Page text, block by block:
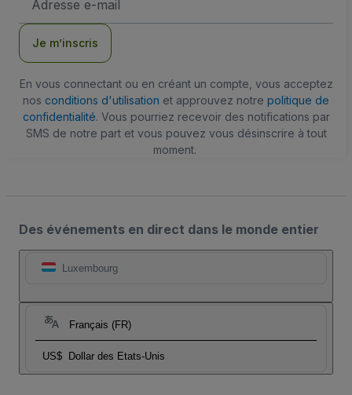
e-
Je m’inscris
En vous connectant ou en créant un compte, vous acceptez
nos conditions d'utilisation et approuvez notre politique de
confidentialité. Vous pourriez recevoir des notifications par
SMS de notre part et vous pouvez vous désinscrire à tout
moment.
Des événements en direct dans le monde entier
Luxembourg
Français (FR)
US$ Dollar des Etats-Unis